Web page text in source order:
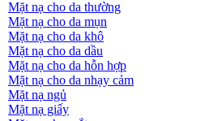
Mặt nạ cho da thường
Mặt nạ cho da mụn
Mặt nạ cho da khô
Mặt nạ cho da dầu
Mặt nạ cho da hỗn hợp
Mặt nạ cho da nhạy cảm
Mặt nạ ngủ
Mặt nạ giấy